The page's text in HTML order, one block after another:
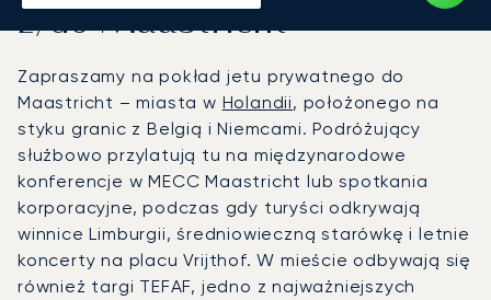
z/do Maastricht
Zapraszamy na pokład jetu prywatnego do
Maastricht – miasta w Holandii, położonego na
styku granic z Belgią i Niemcami. Podróżujący
służbowo przylatują tu na międzynarodowe
konferencje w MECC Maastricht lub spotkania
korporacyjne, podczas gdy turyści odkrywają
winnice Limburgii, średniowieczną starówkę i letnie
koncerty na placu Vrijthof. W mieście odbywają się
również targi TEFAF, jedno z najważniejszych